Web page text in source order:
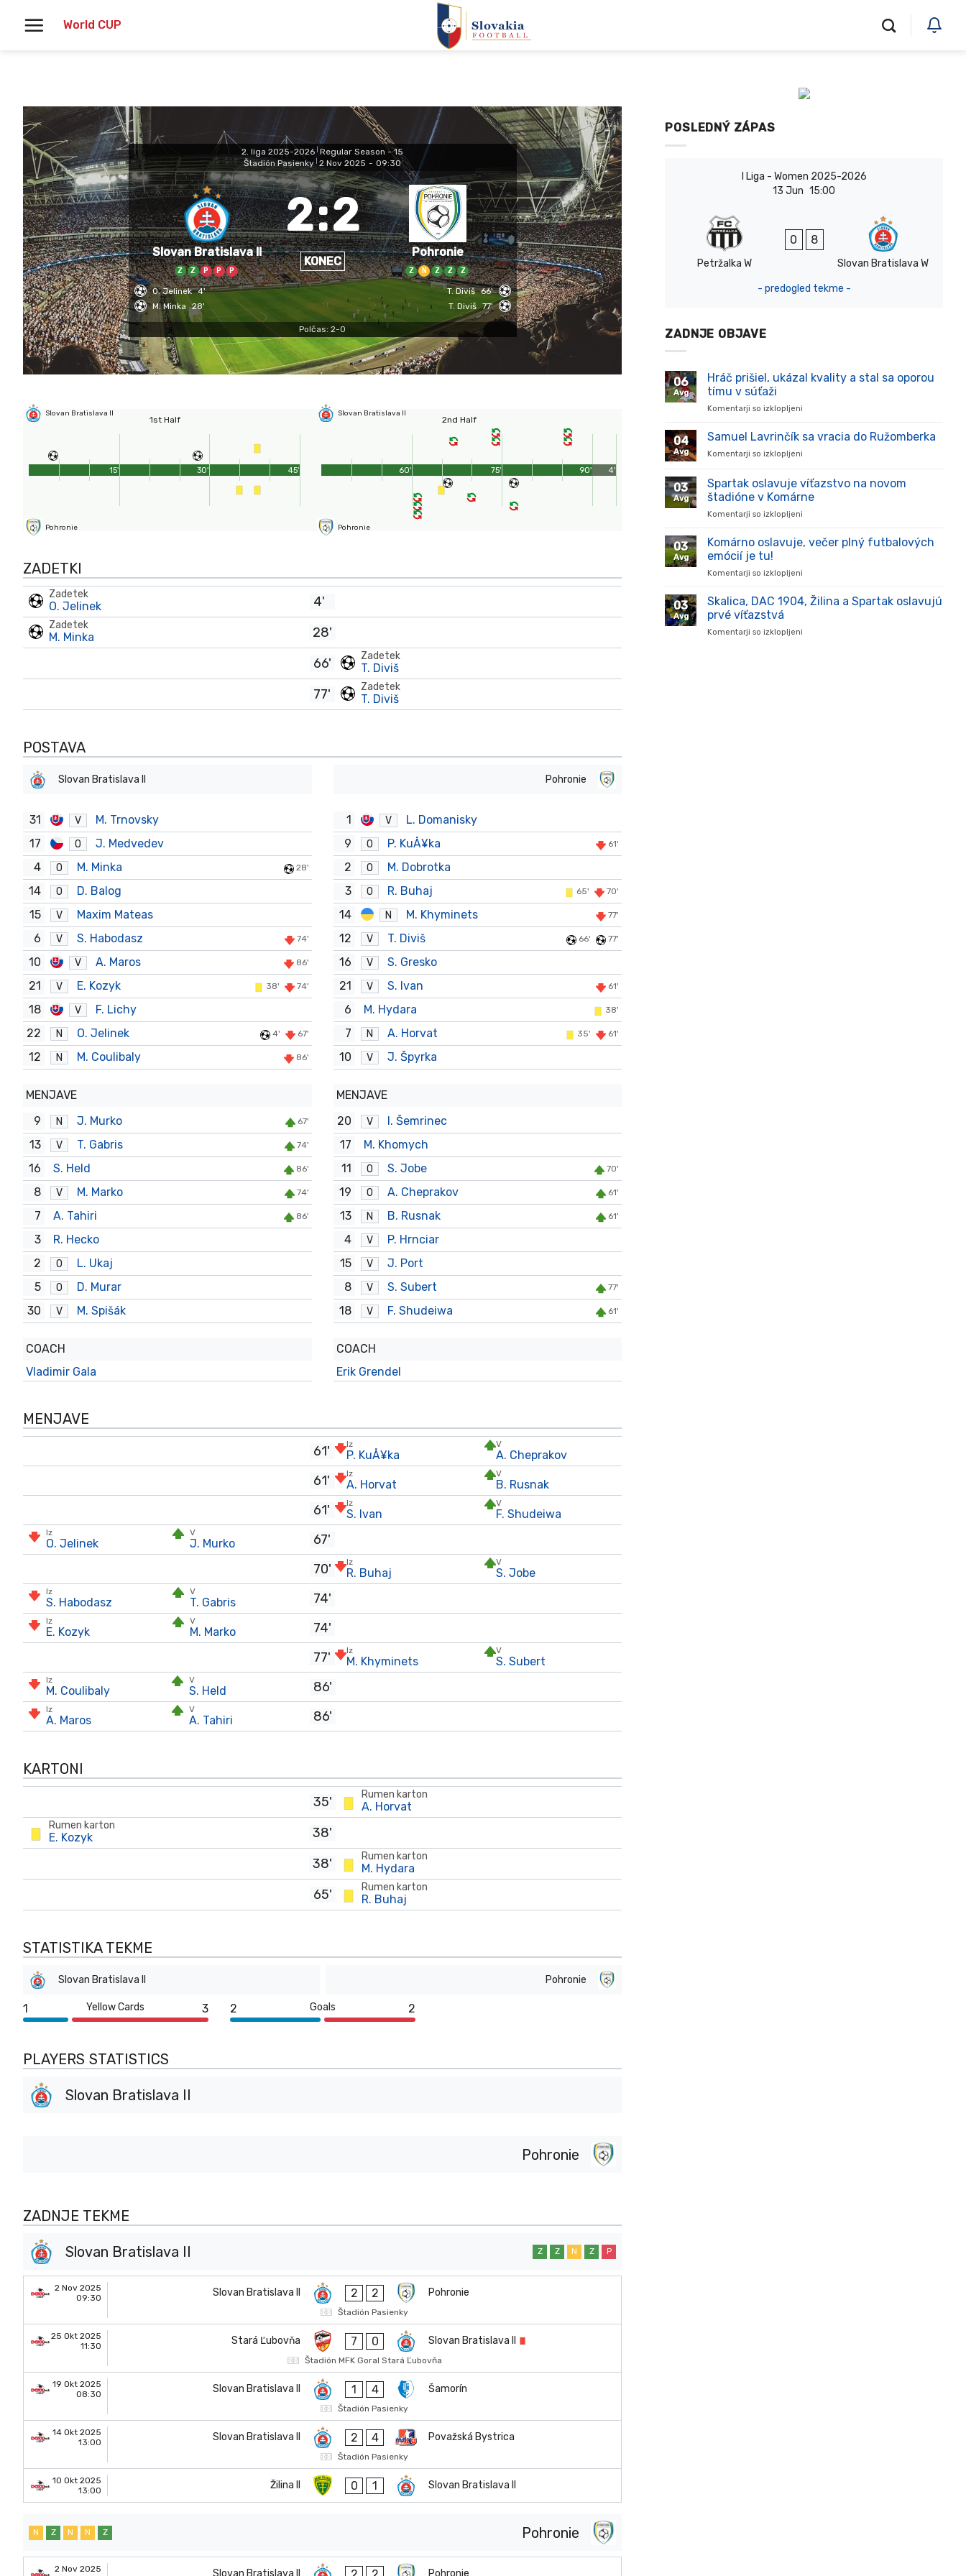
World CUP
2. liga 2025-2026 Regular Season - 15
Štadión Pasienky 2 Nov 2025 - 09:30
Slovan Bratislava II
Z Z P P P
2:2
KONEC
Pohronie
Z N Z Z Z
O. Jelinek 4'
M. Minka
28'
T. Diviš 66'
T. Diviš 77'
Polčas: 2-0
Slovan Bratislava II
1st Half
Pohronie
45'
15' 30'
Slovan Bratislava II
2nd Half
Pohronie
90'
60' 75' 4'
ZADETKI
Zadetek
O. Jelinek 4'
Zadetek
M. Minka
28'
66'
Zadetek
T. Diviš
77' Zadetek
T. Diviš
POSTAVA
Slovan Bratislava II
31 V
M. Trnovsky
17
O
J. Medvedev
4
O M. Minka 28'
14 O
D. Balog
15
V
Maxim Mateas
6
V S. Habodasz 74'
10 V A. Maros 86'
21 V E. Kozyk 38' 74'
18 V
F. Lichy
22
N O. Jelinek 4' 67'
12 N M. Coulibaly 86'
MENJAVE
9
N J. Murko 67'
13 V T. Gabris 74'
16 S. Held 86'
8 V M. Marko 74'
7 A. Tahiri 86'
3
R. Hecko
2
O
L. Ukaj
5
O
D. Murar
30
V M. Spišák
COACH
Vladimir Gala
Pohronie
1 V
L. Domanisky
9
O P. KuÅ¥ka 61'
2 O
M. Dobrotka
3
O R. Buhaj 65' 70'
14 N M. Khyminets 77'
12 V T. Diviš 66' 77'
16 V
S. Gresko
21
V S. Ivan 61'
6 M. Hydara 38'
7 N A. Horvat 35' 61'
10 V J. Špyrka
MENJAVE
20
V
I. Šemrinec
17
M. Khomych
11
O S. Jobe 70'
19 O A. Cheprakov 61'
13 N B. Rusnak 61'
4 V
P. Hrnciar
15
V
J. Port
8
V S. Subert 77'
18 V F. Shudeiwa 61'
COACH
Erik Grendel
MENJAVE
61' Iz
P. KuÅ¥ka
V
A. Cheprakov
61' Iz
A. Horvat
V
B. Rusnak
61' Iz
S. Ivan
V
F. Shudeiwa
Iz
O. Jelinek
V
J. Murko
67'
70'
Iz
R. Buhaj
V
S. Jobe
Iz
S. Habodasz
V
T. Gabris 74'
Iz
E. Kozyk
V
M. Marko
74'
77'
Iz
M. Khyminets
V
S. Subert
Iz
M. Coulibaly
V
S. Held 86'
Iz
A. Maros
V
A. Tahiri 86'
KARTONI
35' Rumen karton
A. Horvat
Rumen karton
E. Kozyk
38'
38'
Rumen karton
M. Hydara
65' Rumen karton
R. Buhaj
STATISTIKA TEKME
Slovan Bratislava II Pohronie
1 Yellow Cards 3 2 Goals 2
PLAYERS STATISTICS
Slovan Bratislava II
Pohronie
ZADNJE TEKME
Slovan Bratislava II Z Z N Z P
2 Nov 2025
09:30
Slovan Bratislava II 2 2 Pohronie
Štadión Pasienky
25 Okt 2025
11:30
Stará Ľubovňa 7 0 Slovan Bratislava II
Štadión MFK Goral Stará Ľubovňa
19 Okt 2025
08:30
Slovan Bratislava II 1 4 Šamorín
Štadión Pasienky
14 Okt 2025
13:00
Slovan Bratislava II 2 4 Považská Bystrica
Štadión Pasienky
10 Okt 2025
13:00
Žilina II 0 1 Slovan Bratislava II
Pohronie
N Z N N Z
2 Nov 2025
Slovan Bratislava II Pohronie
POSLEDNÝ ZÁPAS
I Liga - Women 2025-2026
13 Jun 15:00
Petržalka W
0 8
Slovan Bratislava W
- predogled tekme -
ZADNJE OBJAVE
06
Avg
Hráč prišiel, ukázal kvality a stal sa oporou
tímu v súťaži
Komentarji so izklopljeni
prišiel,
stal
sa
súťaži
04
Avg
Samuel Lavrinčík sa vracia do Ružomberka
Komentarji so izklopljeni
Lavrinčík
vracia
03
Avg
Spartak oslavuje víťazstvo na novom
štadióne v Komárne
Komentarji so izklopljeni
oslavuje
v
03
Avg
Komárno oslavuje, večer plný futbalových
emócií je tu!
Komentarji so izklopljeni
oslavuje,
03
Avg
Skalica, DAC 1904, Žilina a Spartak oslavujú
prvé víťazstvá
Komentarji so izklopljeni